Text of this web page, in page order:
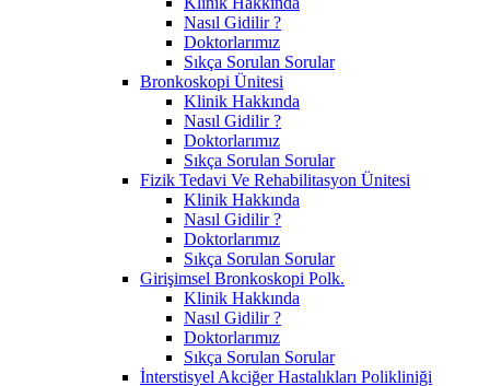
Nasıl Gidilir ?
Doktorlarımız
Sıkça Sorulan Sorular
Bronkoskopi Ünitesi
Klinik Hakkında
Nasıl Gidilir ?
Doktorlarımız
Sıkça Sorulan Sorular
Fizik Tedavi Ve Rehabilitasyon Ünitesi
Klinik Hakkında
Nasıl Gidilir ?
Doktorlarımız
Sıkça Sorulan Sorular
Girişimsel Bronkoskopi Polk.
Klinik Hakkında
Nasıl Gidilir ?
Doktorlarımız
Sıkça Sorulan Sorular
İnterstisyel Akciğer Hastalıkları Polikliniği